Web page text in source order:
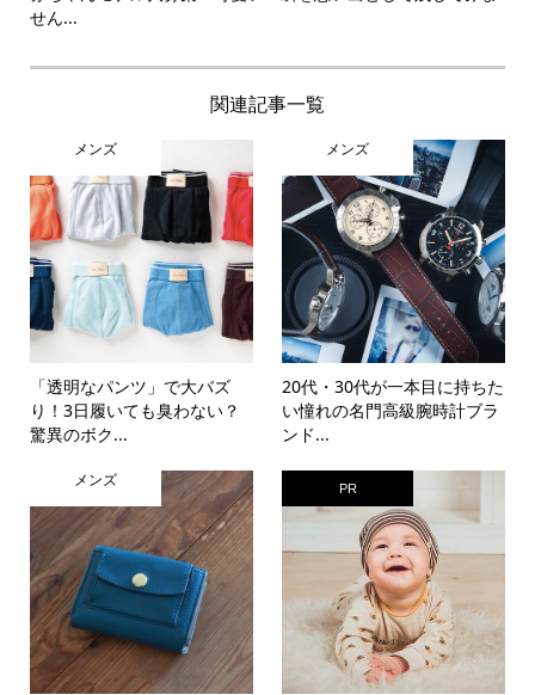
せん...
関連記事一覧
メンズ
「透明なパンツ」で大バズ
り！3日履いても臭わない？
驚異のボク...
メンズ
20代・30代が一本目に持ちた
い憧れの名門高級腕時計ブラ
ンド...
メンズ PR